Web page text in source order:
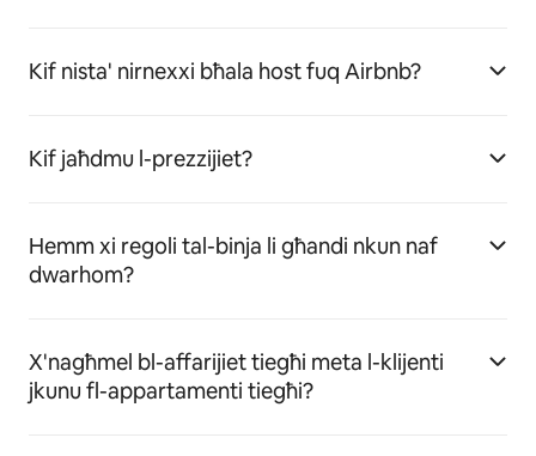
Kif nista' nirnexxi bħala host fuq Airbnb?
Kif jaħdmu l-prezzijiet?
Hemm xi regoli tal-binja li għandi nkun naf
dwarhom?
X'nagħmel bl-affarijiet tiegħi meta l-klijenti
jkunu fl-appartamenti tiegħi?